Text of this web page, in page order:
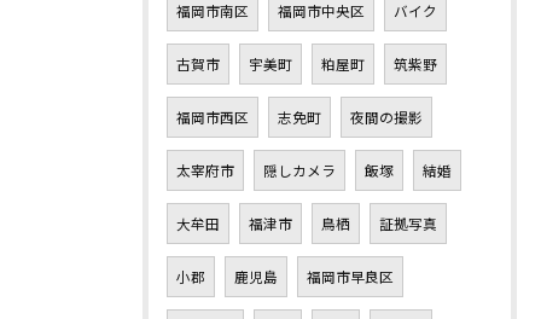
福岡市南区 福岡市中央区 バイク
古賀市 宇美町 粕屋町 筑紫野
福岡市西区 志免町 夜間の撮影
太宰府市 隠しカメラ 飯塚 結婚
大牟田 福津市 鳥栖 証拠写真
小郡 鹿児島 福岡市早良区